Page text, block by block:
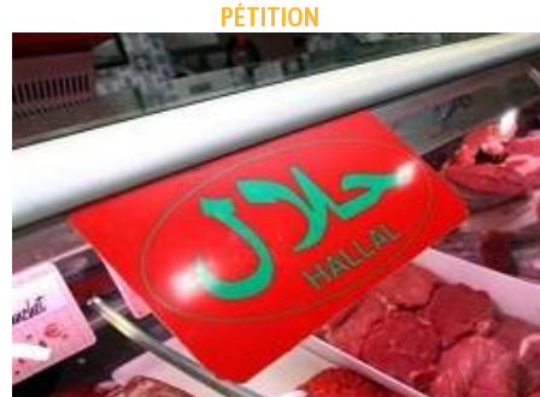
PÉTITION